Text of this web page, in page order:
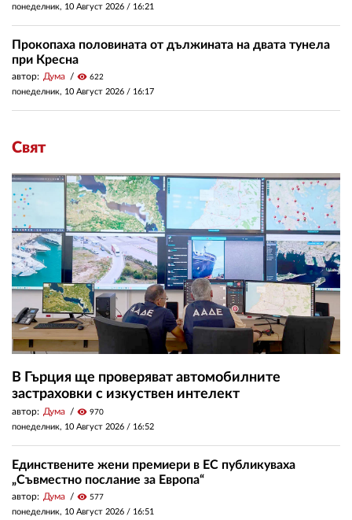
понеделник, 10 Август 2026 / 16:21
Прокопаха половината от дължината на двата тунела
при Кресна
автор: Дума visibility 622
понеделник, 10 Август 2026 / 16:17
Свят
В Гърция ще проверяват автомобилните
застраховки с изкуствен интелект
автор: Дума visibility 970
понеделник, 10 Август 2026 / 16:52
Единствените жени премиери в ЕС публикуваха
„Съвместно послание за Европа“
автор: Дума visibility 577
понеделник, 10 Август 2026 / 16:51